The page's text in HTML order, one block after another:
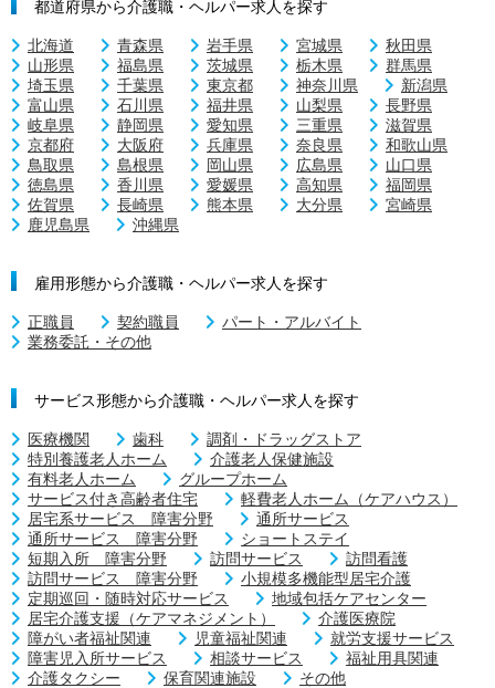
都道府県から介護職・ヘルパー求人を探す
北海道 青森県 岩手県 宮城県
秋田県
山形県
福島県 茨城県 栃木県
群馬県
埼玉県
千葉県 東京都 神奈川県
新潟県
富山県
石川県 福井県 山梨県
長野県
岐阜県
静岡県 愛知県 三重県
滋賀県
京都府
大阪府 兵庫県 奈良県
和歌山県
鳥取県
島根県 岡山県 広島県
山口県
徳島県
香川県 愛媛県 高知県
福岡県
佐賀県
長崎県 熊本県 大分県
宮崎県
鹿児島県
沖縄県
雇用形態から介護職・ヘルパー求人を探す
正職員 契約職員
パート・アルバイト
業務委託・その他
サービス形態から介護職・ヘルパー求人を探す
医療機関 歯科
調剤・ドラッグストア
特別養護老人ホーム
介護老人保健施設
有料老人ホーム
グループホーム
サービス付き高齢者住宅
軽費老人ホーム（ケアハウス）
居宅系サービス 障害分野
通所サービス
通所サービス 障害分野
ショートステイ
短期入所 障害分野
訪問サービス
訪問看護
訪問サービス 障害分野
小規模多機能型居宅介護
定期巡回・随時対応サービス
地域包括ケアセンター
居宅介護支援（ケアマネジメント）
介護医療院
障がい者福祉関連
児童福祉関連
就労支援サービス
障害児入所サービス
相談サービス
福祉用具関連
介護タクシー
保育関連施設 その他